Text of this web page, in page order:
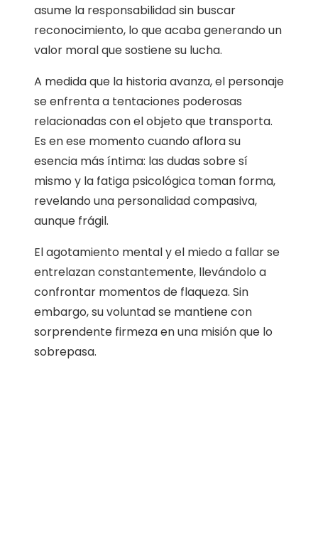
asume la responsabilidad sin buscar
reconocimiento, lo que acaba generando un
valor moral que sostiene su lucha.
A medida que la historia avanza, el personaje
se enfrenta a tentaciones poderosas
relacionadas con el objeto que transporta.
Es en ese momento cuando aflora su
esencia más íntima: las dudas sobre sí
mismo y la fatiga psicológica toman forma,
revelando una personalidad compasiva,
aunque frágil.
El agotamiento mental y el miedo a fallar se
entrelazan constantemente, llevándolo a
confrontar momentos de flaqueza. Sin
embargo, su voluntad se mantiene con
sorprendente firmeza en una misión que lo
sobrepasa.